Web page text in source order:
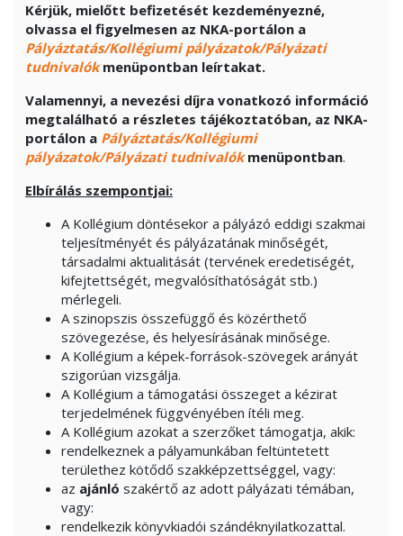
Kérjük, mielőtt befizetését kezdeményezné,
olvassa el figyelmesen az NKA-portálon a
Pályáztatás/Kollégiumi pályázatok/Pályázati
tudnivalók menüpontban leírtakat.
Valamennyi, a nevezési díjra vonatkozó információ
megtalálható a részletes tájékoztatóban, az NKA-
portálon a Pályáztatás/Kollégiumi
pályázatok/Pályázati tudnivalók menüpontban.
Elbírálás szempontjai:
A Kollégium döntésekor a pályázó eddigi szakmai
teljesítményét és pályázatának minőségét,
társadalmi aktualitását (tervének eredetiségét,
kifejtettségét, megvalósíthatóságát stb.)
mérlegeli.
A szinopszis összefüggő és közérthető
szövegezése, és helyesírásának minősége.
A Kollégium a képek-források-szövegek arányát
szigorúan vizsgálja.
A Kollégium a támogatási összeget a kézirat
terjedelmének függvényében ítéli meg.
A Kollégium azokat a szerzőket támogatja, akik:
rendelkeznek a pályamunkában feltüntetett
területhez kötődő szakképzettséggel, vagy:
az ajánló szakértő az adott pályázati témában,
vagy:
rendelkezik könyvkiadói szándéknyilatkozattal.